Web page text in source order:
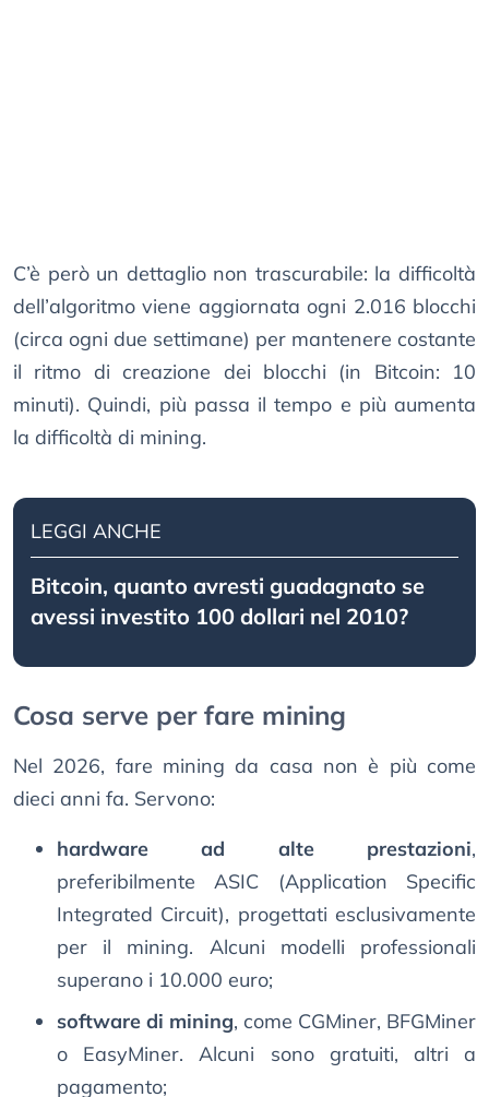
C’è però un dettaglio non trascurabile: la difficoltà
dell’algoritmo viene aggiornata ogni 2.016 blocchi
(circa ogni due settimane) per mantenere costante
il ritmo di creazione dei blocchi (in Bitcoin: 10
minuti). Quindi, più passa il tempo e più aumenta
la difficoltà di mining.
LEGGI ANCHE
Bitcoin, quanto avresti guadagnato se
avessi investito 100 dollari nel 2010?
Cosa serve per fare mining
Nel 2026, fare mining da casa non è più come
dieci anni fa. Servono:
hardware ad alte prestazioni,
preferibilmente ASIC (Application Specific
Integrated Circuit), progettati esclusivamente
per il mining. Alcuni modelli professionali
superano i 10.000 euro;
software di mining, come CGMiner, BFGMiner
o EasyMiner. Alcuni sono gratuiti, altri a
pagamento;